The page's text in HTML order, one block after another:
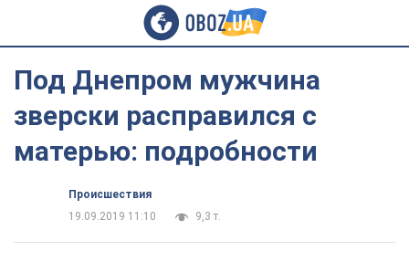
Под Днепром мужчина
зверски расправился с
матерью: подробности
Происшествия
19.09.2019 11:10
9,3 т.